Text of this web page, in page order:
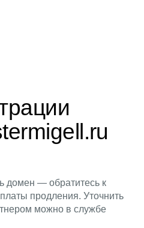
домен — обратитесь к
продления. Уточнить
можно в службе